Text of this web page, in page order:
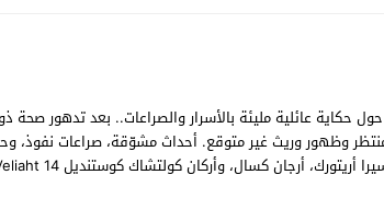
14 الذي تدور قصته حول حكاية عائلية مليئة بالأسرار والصراعات.. بعد
وظهور وريث غير متوقع. أحداث مشوّقة، صراعات نفوذ،